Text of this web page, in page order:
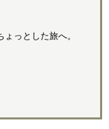
っとした旅へ。